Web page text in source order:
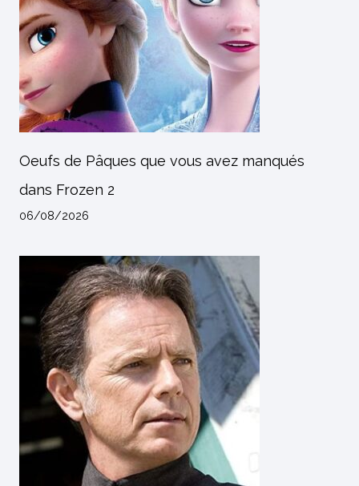
Oeufs de Pâques que vous avez manqués
dans Frozen 2
06/08/2026